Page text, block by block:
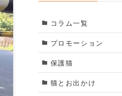
コラム一覧
プロモーション
保護猫
猫とお出かけ